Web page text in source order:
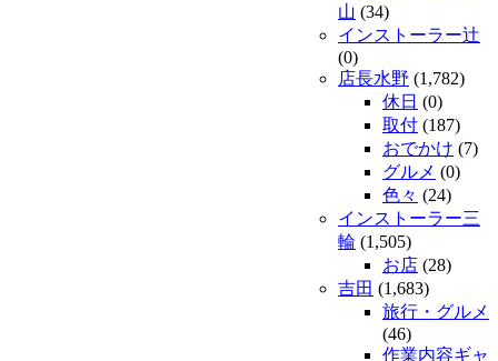
山 (34)
インストーラー辻
(0)
店長水野 (1,782)
休日 (0)
取付 (187)
おでかけ (7)
グルメ (0)
色々 (24)
インストーラー三
輪 (1,505)
お店 (28)
吉田 (1,683)
旅行・グルメ
(46)
作業内容ギャ